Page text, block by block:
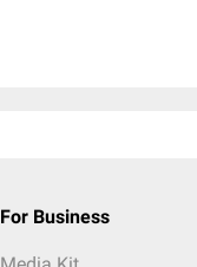
For Business